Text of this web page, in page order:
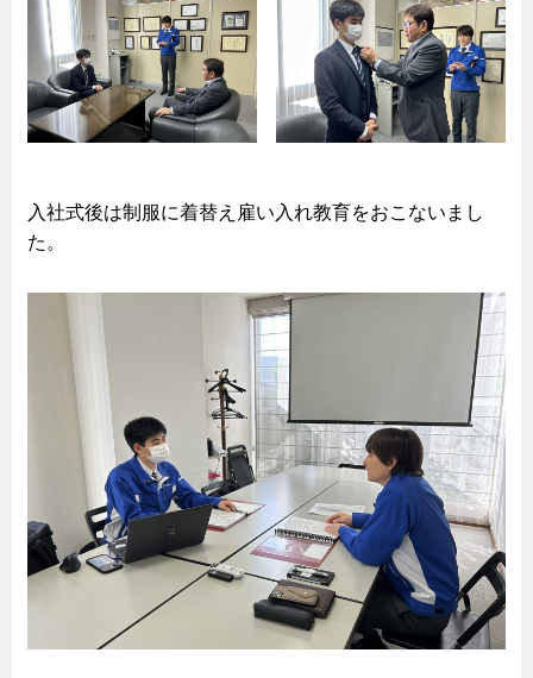
入社式後は制服に着替え雇い入れ教育をおこないまし
た。